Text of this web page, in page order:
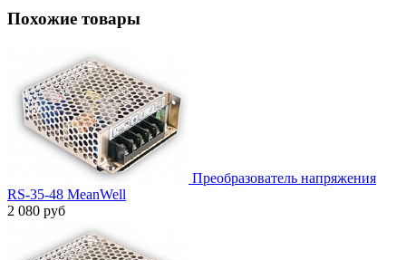
Похожие товары
Преобразователь напряжения
RS-35-48 MeanWell
2 080 руб